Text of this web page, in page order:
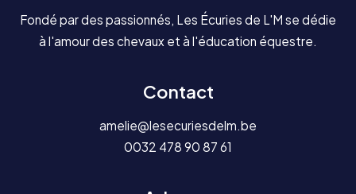
Fondé par des passionnés, Les Écuries de L'M se dédie
à l'amour des chevaux et à l'éducation équestre.
Contact
amelie@lesecuriesdelm.be
0032 478 90 87 61